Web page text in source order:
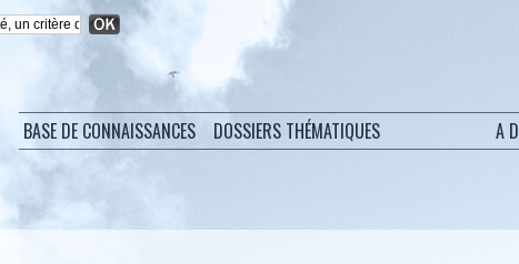
BASE DE CONNAISSANCES DOSSIERS THÉMATIQUES A